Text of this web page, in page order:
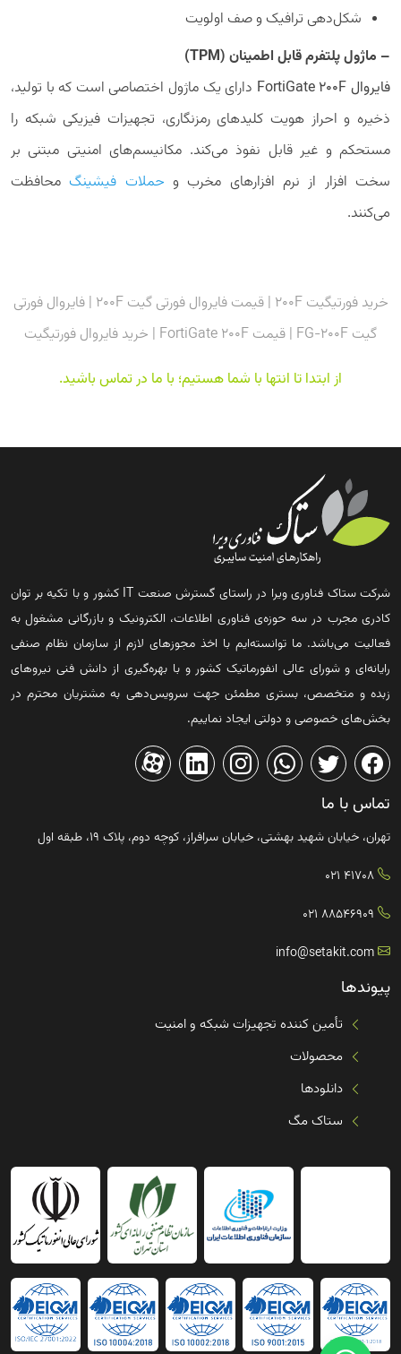
شکل‌دهی ترافیک و صف اولویت
– ماژول پلتفرم قابل اطمینان (TPM)
فایروال FortiGate 200F
دارای یک ماژول اختصاصی است که با تولید،
ذخیره و احراز هویت کلیدهای رمزنگاری، تجهیزات فیزیکی شبکه را
مستحکم و غیر قابل نفوذ می‌کند. مکانیسم‌های امنیتی مبتنی بر
سخت افزار از نرم افزارهای مخرب و حملات فیشینگمحافظت
می‌کنند.
خرید فورتیگیت 200F | قیمت فایروال فورتی گیت 200F | فایروال فورتی
گیت FG-200F | قیمت FortiGate 200F | خرید فایروال فورتیگیت
از ابتدا تا انتها با شما هستیم؛ با ما در تماس باشید.
شرکت ستاک فناوری ویرا در راستای گسترش صنعت IT کشور و با تکیه بر توان
کادری مجرب در سه حوزه‌ی فناوری اطلاعات، الکترونیک و بازرگانی مشغول به
فعالیت می‌باشد. ما توانسته‌ایم با اخذ مجوزهای لازم از سازمان نظام صنفی
رایانه‌ای و شورای عالی انفورماتیک کشور و با بهره‌گیری از دانش فنی نیروهای
زبده و متخصص، بستری مطمئن جهت سرویس‌دهی به مشتریان محترم در
بخش‌های خصوصی و دولتی ایجاد نماییم.
تماس با ما
تهران، خیابان شهید بهشتی، خیابان سرافراز، کوچه دوم، پلاک ۱۹، طبقه اول
41708 021
88546909 021
info@setakit.com
پیوندها
تأمین کننده تجهیزات شبکه و امنیت
محصولات
دانلودها
ستاک مگ